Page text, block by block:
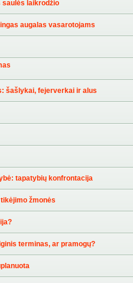
saulės laikrodžio
augalas vasarotojams
šašlykai, fejerverkai ir alus
tapatybių konfrontacija
žmonės
terminas, ar pramogų?